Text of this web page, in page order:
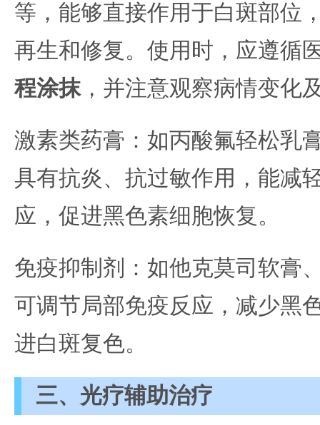
等，能够直接作用于白斑部位
再生和修复。使用时，应遵循
程涂抹，并注意观察病情变化
激素类药膏：如丙酸氟轻松乳
具有抗炎、抗过敏作用，能减
应，促进黑色素细胞恢复。
免疫抑制剂：如他克莫司软膏
可调节局部免疫反应，减少黑
进白斑复色。
三、光疗辅助治疗